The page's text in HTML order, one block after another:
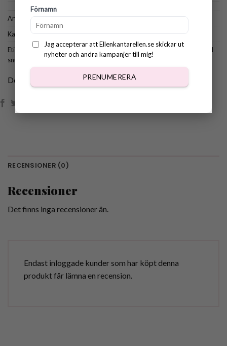
Förnamn
Jag accepterar att Ellenkantarellen.se skickar ut
nyheter och andra kampanjer till mig!
PRENUMERERA
Artikelnr:830
Kategorier:Alla mönster,Babymönster
Etiketter:mönster virkad flodhäst,mönster virkad snutte,mönster virkad
snuttefilt
virkad flodhäst, virkad snutte,virkad snuttefilt
Dela:
RECENSIONER (0)
Recensioner
Det finns inga recensioner än.
Endast inloggade kunder som har köpt denna
produkt får lämna en recension.